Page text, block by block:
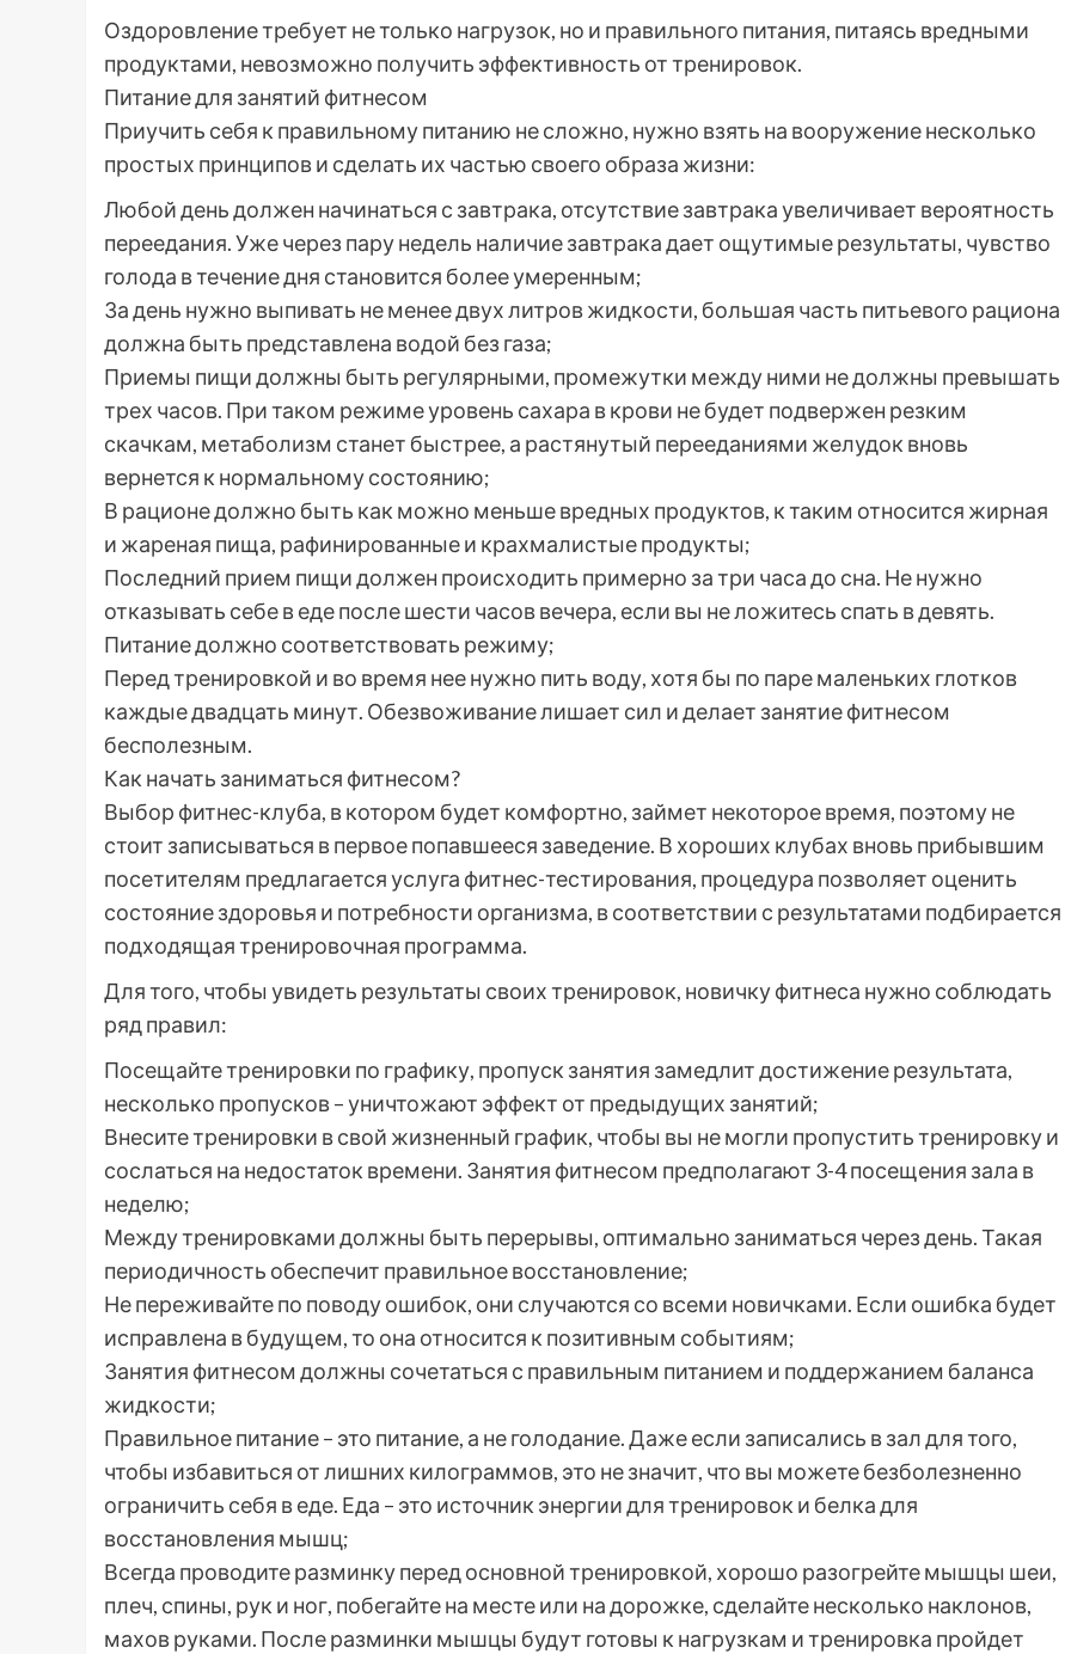
Оздоровление требует не только нагрузок, но и правильного питания, питаясь вредными
продуктами, невозможно получить эффективность от тренировок.
Питание для занятий фитнесом
Приучить себя к правильному питанию не сложно, нужно взять на вооружение несколько
простых принципов и сделать их частью своего образа жизни:
Любой день должен начинаться с завтрака, отсутствие завтрака увеличивает вероятность
переедания. Уже через пару недель наличие завтрака дает ощутимые результаты, чувство
голода в течение дня становится более умеренным;
За день нужно выпивать не менее двух литров жидкости, большая часть питьевого рациона
должна быть представлена водой без газа;
Приемы пищи должны быть регулярными, промежутки между ними не должны превышать
трех часов. При таком режиме уровень сахара в крови не будет подвержен резким
скачкам, метаболизм станет быстрее, а растянутый перееданиями желудок вновь
вернется к нормальному состоянию;
В рационе должно быть как можно меньше вредных продуктов, к таким относится жирная
и жареная пища, рафинированные и крахмалистые продукты;
Последний прием пищи должен происходить примерно за три часа до сна. Не нужно
отказывать себе в еде после шести часов вечера, если вы не ложитесь спать в девять.
Питание должно соответствовать режиму;
Перед тренировкой и во время нее нужно пить воду, хотя бы по паре маленьких глотков
каждые двадцать минут. Обезвоживание лишает сил и делает занятие фитнесом
бесполезным.
Как начать заниматься фитнесом?
Выбор фитнес-клуба, в котором будет комфортно, займет некоторое время, поэтому не
стоит записываться в первое попавшееся заведение. В хороших клубах вновь прибывшим
посетителям предлагается услуга фитнес-тестирования, процедура позволяет оценить
состояние здоровья и потребности организма, в соответствии с результатами подбирается
подходящая тренировочная программа.
Для того, чтобы увидеть результаты своих тренировок, новичку фитнеса нужно соблюдать
ряд правил:
Посещайте тренировки по графику, пропуск занятия замедлит достижение результата,
несколько пропусков – уничтожают эффект от предыдущих занятий;
Внесите тренировки в свой жизненный график, чтобы вы не могли пропустить тренировку и
сослаться на недостаток времени. Занятия фитнесом предполагают 3-4 посещения зала в
неделю;
Между тренировками должны быть перерывы, оптимально заниматься через день. Такая
периодичность обеспечит правильное восстановление;
Не переживайте по поводу ошибок, они случаются со всеми новичками. Если ошибка будет
исправлена в будущем, то она относится к позитивным событиям;
Занятия фитнесом должны сочетаться с правильным питанием и поддержанием баланса
жидкости;
Правильное питание – это питание, а не голодание. Даже если записались в зал для того,
чтобы избавиться от лишних килограммов, это не значит, что вы можете безболезненно
ограничить себя в еде. Еда – это источник энергии для тренировок и белка для
восстановления мышц;
Всегда проводите разминку перед основной тренировкой, хорошо разогрейте мышцы шеи,
плеч, спины, рук и ног, побегайте на месте или на дорожке, сделайте несколько наклонов,
махов руками. После разминки мышцы будут готовы к нагрузкам и тренировка пройдет